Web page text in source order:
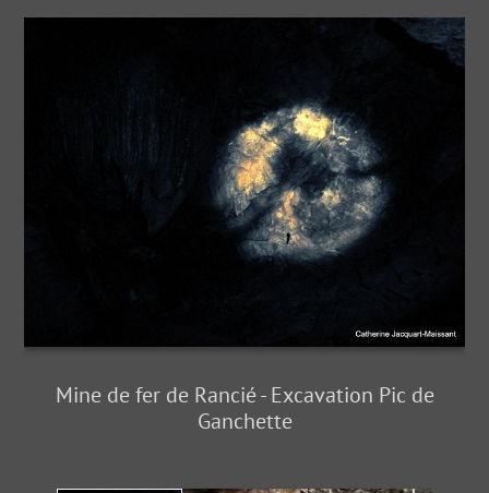
Mine de fer de Rancié - Excavation Pic de
Ganchette